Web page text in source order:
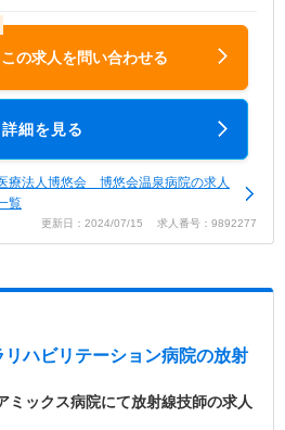
この求人を問い合わせる
詳細を見る
療法人博悠会 博悠会温泉病院の求人
覧
更新日：2024/07/15 求人番号：9892277
リハビリテーション病院の放射
ミックス病院にて放射線技師の求人